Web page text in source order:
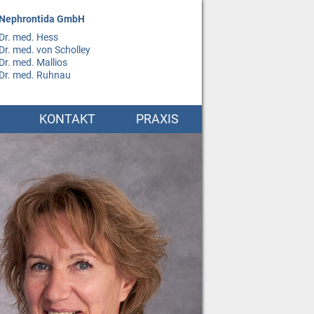
GmbH
med. Hess
med. von Scholley
med. Mallios
med. Ruhnau
KONTAKT PRAXIS